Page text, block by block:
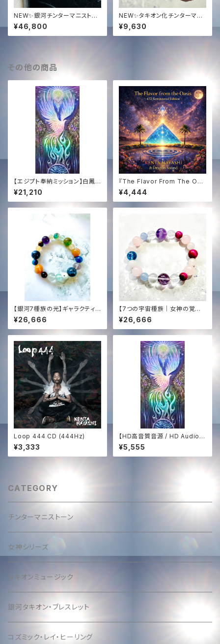
NEW✨銀河チンターマニストー
ン5.9グラム✨
¥46,800
NEW✨タキオン化チンターマニ
ストーン高品質ジェムグレード✨
2-3g✨
¥9,630
その他の商品
【エジプト奉納ミッション】白鳳
凰ソング具現化サポート ─ 特
製CD ＆ HD高音質音源プレゼ
ント【Egypt Mission Suppor
estation ─ Special CD & H
¥21,210
『The Flavor From The Oas
is -432Hz Remastered Edi
tion-』
¥4,444
【銀河7種族の光】ギャラクティッ
ク・セブン覚醒ブレスレット｜ス
ロベニア最新チェンバー ＋ 聖
なる光の調律
¥26,666
【7つの宇宙種族｜女神の覚醒】
タキオン＆光エネルギー化✨オリ
ジナル女神ブレンド・ブレスレッ
ト（内径15cm）愛・豊かさ・直感
¥26,666
Loop 444 CD (444Hz)
¥3,333
【HD高音質音源 / HD Audio】
白き鳳凰の歌 ─ The Song of
The White Phoenix (432Hz
Sound Medicine)
¥5,555
CATEGORY
チンターマニストーン
女神シリーズ
タキオンミュージック
銀河タキオン・ブレスレット
コズミック・レイ・ヒーリング